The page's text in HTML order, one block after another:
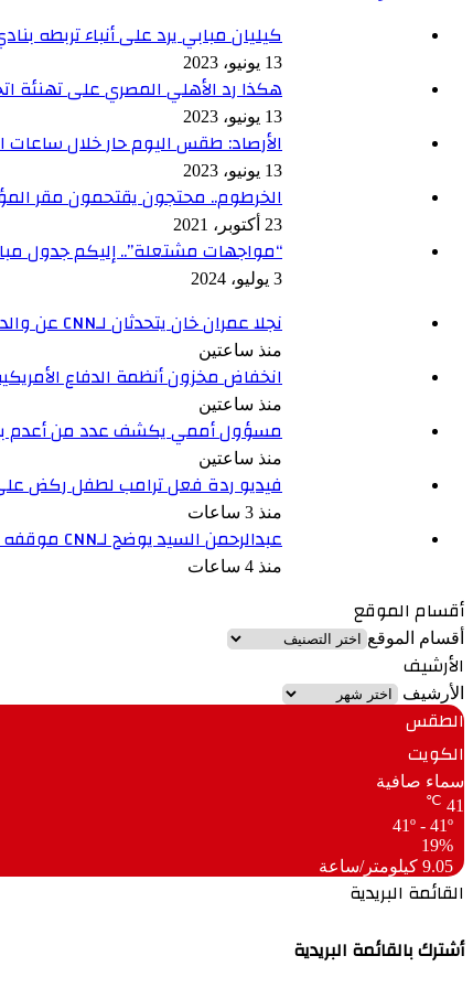
كيليان مبابي يرد على أنباء تربطه
13 يونيو، 2023
هكذا رد الأهلي المصري على تهنئة
13 يونيو، 2023
الأرصاد: طقس اليوم حار خلال ساعات
13 يونيو، 2023
الخرطوم.. محتجون يقتحمون مقر
23 أكتوبر، 2021
“مواجهات مشتعلة”.. إليكم جدول
3 يوليو، 2024
نجلا عمران خان يتحدثان لـCNN عن والدهما وما يخشيانه
منذ ساعتين
انخفاض مخزون أنظمة الدفاع
منذ ساعتين
مسؤول أممي يكشف عدد من أعدم
منذ ساعتين
فيديو ردة فعل ترامب لطفل ركض
منذ 3 ساعات
عبدالرحمن السيد يوضح لـCNN موقفه من التمويل العسكري الأمريكي لإسرائيل
منذ 4 ساعات
أقسام الموقع
أقسام الموقع
الأرشيف
الأرشيف
الطقس
الكويت
سماء صافية
41
℃
41º - 41º
19%
9.05 كيلومتر/ساعة
القائمة البريدية
أشترك بالقائمة البريدية